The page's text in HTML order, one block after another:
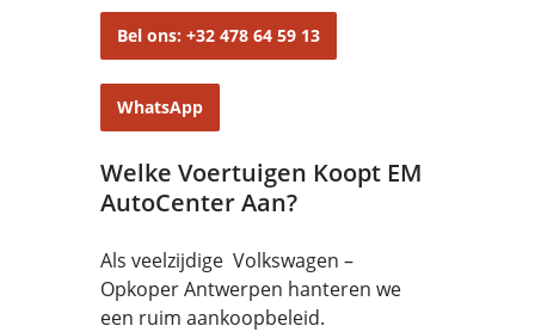
Bel ons: +32 478 64 59 13
WhatsApp
Welke Voertuigen Koopt EM
AutoCenter Aan?
Als veelzijdige Volkswagen –
Opkoper Antwerpen hanteren we
een ruim aankoopbeleid.